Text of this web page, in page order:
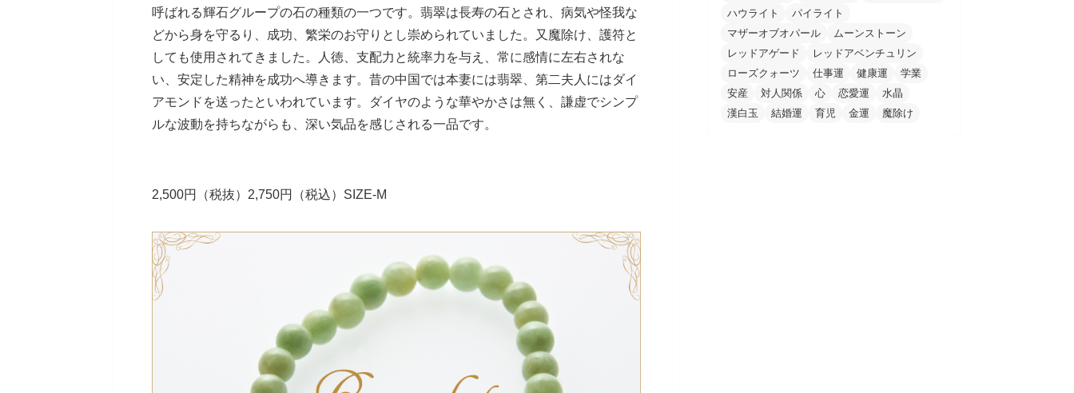
呼ばれる輝石グループの石の種類の一つです。翡翠は長寿の石とされ、病気や怪我な
どから身を守るり、成功、繁栄のお守りとし崇められていました。又魔除け、護符と
しても使用されてきました。人徳、支配力と統率力を与え、常に感情に左右されな
い、安定した精神を成功へ導きます。昔の中国では本妻には翡翠、第二夫人にはダイ
アモンドを送ったといわれています。ダイヤのような華やかさは無く、謙虚でシンプ
ルな波動を持ちながらも、深い気品を感じされる一品です。
2,500円（税抜）2,750円（税込）SIZE-M
ハウライト
パイライト
マザーオブオパール
ムーンストーン
レッドアゲード
レッドアベンチュリン
ローズクォーツ
仕事運 健康運
学業
安産
対人関係 心 恋愛運
水晶
漢白玉
結婚運 育児 金運 魔除け